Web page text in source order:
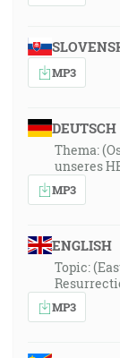
MP3
DEUTSCH
Thema:
unseres
MP3
ENGLISH
Topic:
MP3